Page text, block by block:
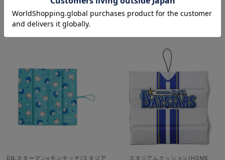
PLAYER PRODUCE 2026/バルー
ン/#61:蝦名達夫
DB.スターマン×モンチッチ/スタジア
DB.スターマン×モンチッチ/スタジア
スタジアムクッション/HOME